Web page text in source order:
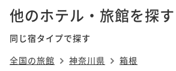
他のホテル・旅館を探す
同じ宿タイプで探す
全国の旅館
神奈川県 箱根